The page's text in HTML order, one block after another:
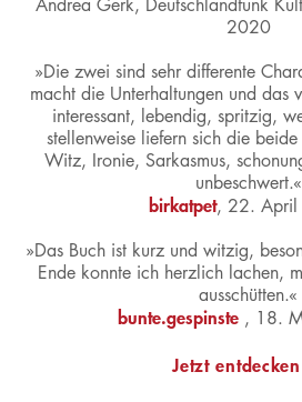
Andrea Gerk, Deutschlandfunk
2020
»Die zwei sind sehr differente
macht die Unterhaltungen und das
interessant, lebendig, spritzig,
stellenweise liefern sich die
Witz, Ironie, Sarkasmus,
unbeschwert.«
birkatpet, 22.
»Das Buch ist kurz und witzig,
Ende konnte ich herzlich lachen,
ausschütten.«
bunte.gespinste , 18.
Jetzt entdecken